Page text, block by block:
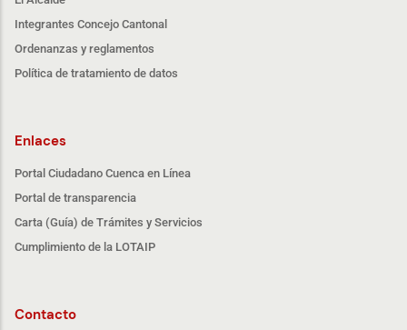
Integrantes Concejo Cantonal
Ordenanzas y reglamentos
Política de tratamiento de datos
Enlaces
Portal Ciudadano Cuenca en Línea
Portal de transparencia
Carta (Guía) de Trámites y Servicios
Cumplimiento de la LOTAIP
Contacto